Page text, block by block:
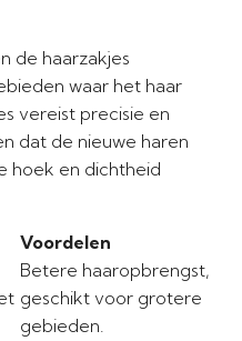
de haarzakjes
waar het haar
vereist precisie en
dat de nieuwe haren
hoek en dichtheid
Voordelen
Betere haaropbrengst,
geschikt voor grotere
gebieden.